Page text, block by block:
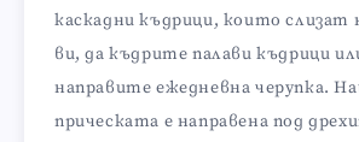
каскадни къдрици, които слизат
ви, да къдрите палави къдрици
направите ежедневна черупка.
прическата е направена под